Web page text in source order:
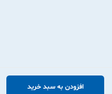
افزودن به سبد خرید